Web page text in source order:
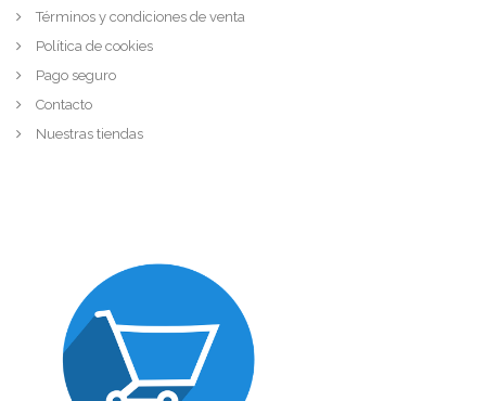
Términos y condiciones de venta
Política de cookies
Pago seguro
Contacto
Nuestras tiendas